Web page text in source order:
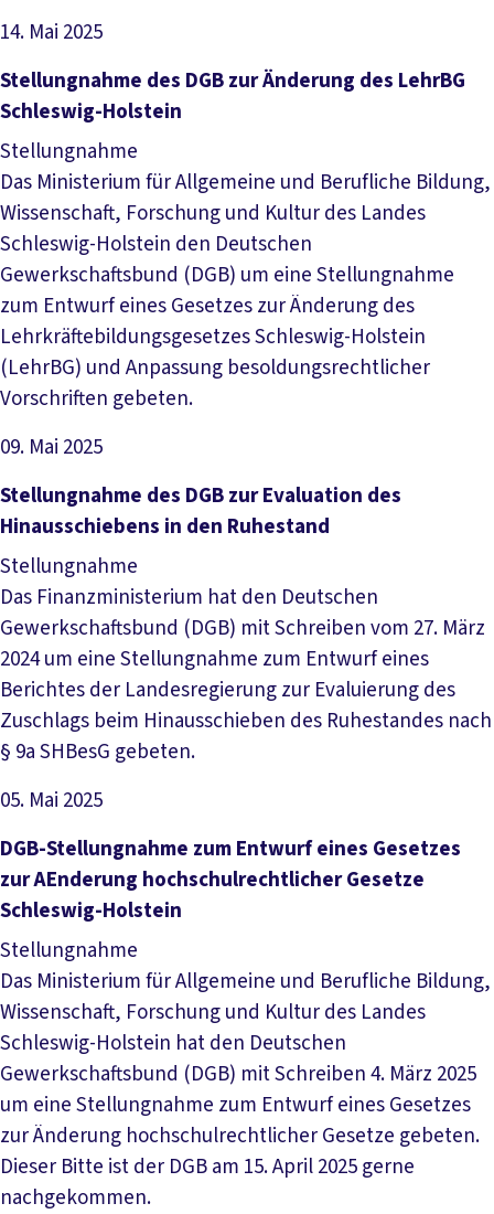
14. Mai 2025
Datei herunterladen
Stellungnahme des DGB zur Änderung des LehrBG
Schleswig-Holstein
Stellungnahme
Das Ministerium für Allgemeine und Berufliche Bildung,
Wissenschaft, Forschung und Kultur des Landes
Schleswig-Holstein den Deutschen
Gewerkschaftsbund (DGB) um eine Stellungnahme
zum Entwurf eines Gesetzes zur Änderung des
Lehrkräftebildungsgesetzes Schleswig-Holstein
(LehrBG) und Anpassung besoldungsrechtlicher
Vorschriften gebeten.
09. Mai 2025
Datei herunterladen
Stellungnahme des DGB zur Evaluation des
Hinausschiebens in den Ruhestand
Stellungnahme
Das Finanzministerium hat den Deutschen
Gewerkschaftsbund (DGB) mit Schreiben vom 27. März
2024 um eine Stellungnahme zum Entwurf eines
Berichtes der Landesregierung zur Evaluierung des
Zuschlags beim Hinausschieben des Ruhestandes nach
§ 9a SHBesG gebeten.
05. Mai 2025
Datei herunterladen
DGB-Stellungnahme zum Entwurf eines Gesetzes
zur AEnderung hochschulrechtlicher Gesetze
Schleswig-Holstein
Stellungnahme
Das Ministerium für Allgemeine und Berufliche Bildung,
Wissenschaft, Forschung und Kultur des Landes
Schleswig-Holstein hat den Deutschen
Gewerkschaftsbund (DGB) mit Schreiben 4. März 2025
um eine Stellungnahme zum Entwurf eines Gesetzes
zur Änderung hochschulrechtlicher Gesetze gebeten.
Dieser Bitte ist der DGB am 15. April 2025 gerne
nachgekommen.